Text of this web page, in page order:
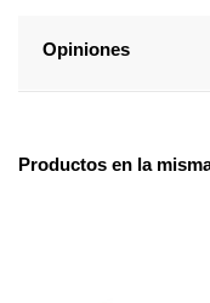
Opiniones
Productos en la